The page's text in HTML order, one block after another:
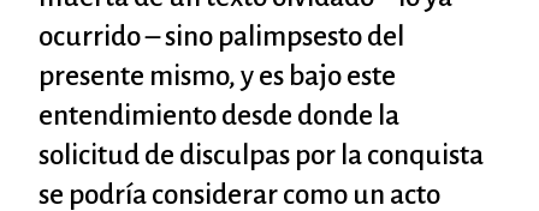
ocurrido – sino palimpsesto del
presente mismo, y es bajo este
entendimiento desde donde la
solicitud de disculpas por la conquista
se podría considerar como un acto